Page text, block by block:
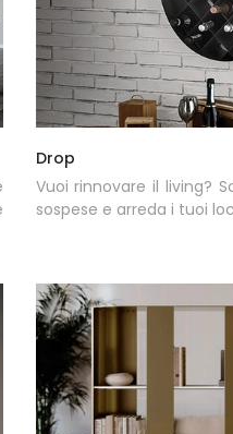
Drop
Vuoi rinnovare il living?
sospese e arreda i tuoi